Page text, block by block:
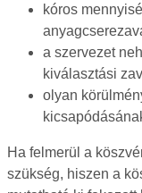
kóros
a szervezet
kiválasztási
olyan
Ha felmerül a
szükség, hiszen a